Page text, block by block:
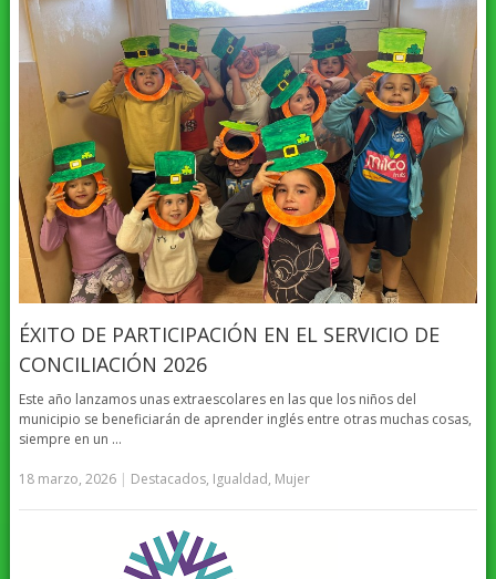
ÉXITO DE PARTICIPACIÓN EN EL SERVICIO DE
CONCILIACIÓN 2026
Este año lanzamos unas extraescolares en las que los niños del
municipio se beneficiarán de aprender inglés entre otras muchas cosas,
siempre en un …
18 marzo, 2026| Destacados, Igualdad, Mujer